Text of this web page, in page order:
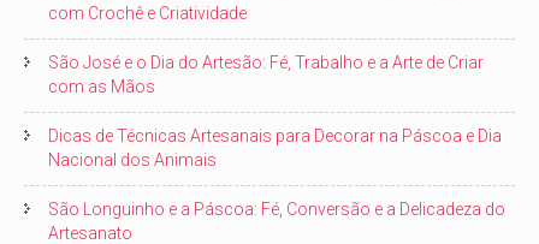
com Crochê e Criatividade
São José e o Dia do Artesão: Fé, Trabalho e a Arte de Criar
com as Mãos
Dicas de Técnicas Artesanais para Decorar na Páscoa e Dia
Nacional dos Animais
São Longuinho e a Páscoa: Fé, Conversão e a Delicadeza do
Artesanato